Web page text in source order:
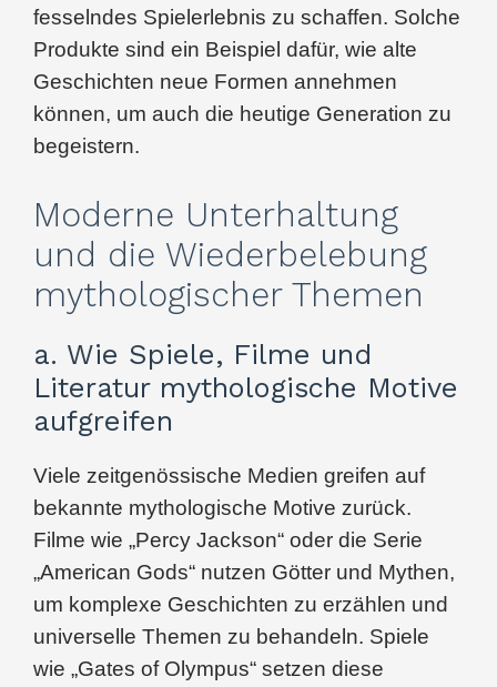
fesselndes Spielerlebnis zu schaffen. Solche
Produkte sind ein Beispiel dafür, wie alte
Geschichten neue Formen annehmen
können, um auch die heutige Generation zu
begeistern.
Moderne Unterhaltung
und die Wiederbelebung
mythologischer Themen
a. Wie Spiele, Filme und
Literatur mythologische Motive
aufgreifen
Viele zeitgenössische Medien greifen auf
bekannte mythologische Motive zurück.
Filme wie „Percy Jackson“ oder die Serie
„American Gods“ nutzen Götter und Mythen,
um komplexe Geschichten zu erzählen und
universelle Themen zu behandeln. Spiele
wie „Gates of Olympus“ setzen diese